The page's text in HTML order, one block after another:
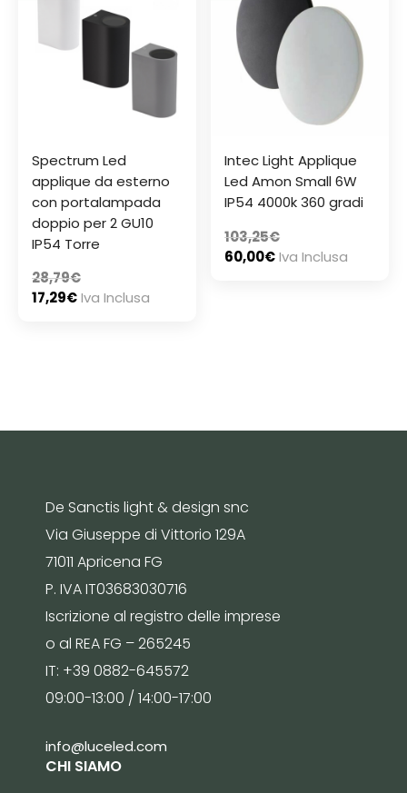
Spectrum Led
applique da esterno
con portalampada
doppio per 2 GU10
IP54 Torre
28,79€
17,29€Iva Inclusa
Intec Light Applique
Led Amon Small 6W
IP54 4000k 360 gradi
103,25€
60,00€Iva Inclusa
De Sanctis light & design snc
Via Giuseppe di Vittorio 129A
71011 Apricena FG
P. IVA IT03683030716
Iscrizione al registro delle imprese
o al REA FG – 265245
IT: +39 0882-645572
09:00-13:00 / 14:00-17:00
info@luceled.com
CHI SIAMO